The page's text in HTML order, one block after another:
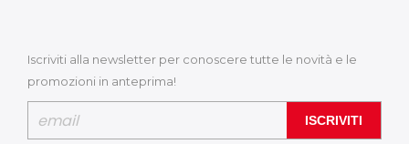
Iscriviti alla newsletter per conoscere tutte le novità e le
promozioni in anteprima!